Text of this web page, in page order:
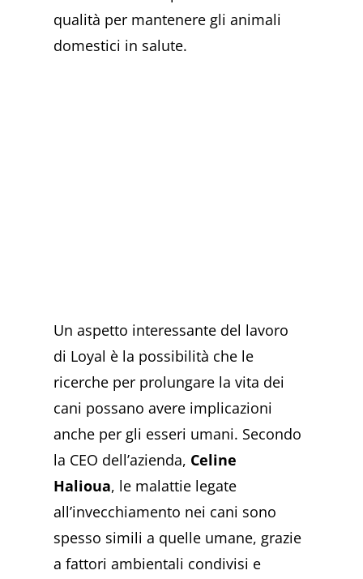
qualità per mantenere gli animali
domestici in salute.
Un aspetto interessante del lavoro
di Loyal è la possibilità che le
ricerche per prolungare la vita dei
cani possano avere implicazioni
anche per gli esseri umani. Secondo
la CEO dell’azienda, Celine
Halioua, le malattie legate
all’invecchiamento nei cani sono
spesso simili a quelle umane, grazie
a fattori ambientali condivisi e